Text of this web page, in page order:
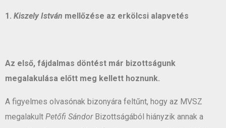
1. Kiszely István mellőzése az erkölcsi alapvetés
Az első, fájdalmas döntést már bizottságunk
megalakulása előtt meg kellett hoznunk.
A figyelmes olvasónak bizonyára feltűnt, hogy az MVSZ
megalakult Petőfi Sándor Bizottságából hiányzik annak a